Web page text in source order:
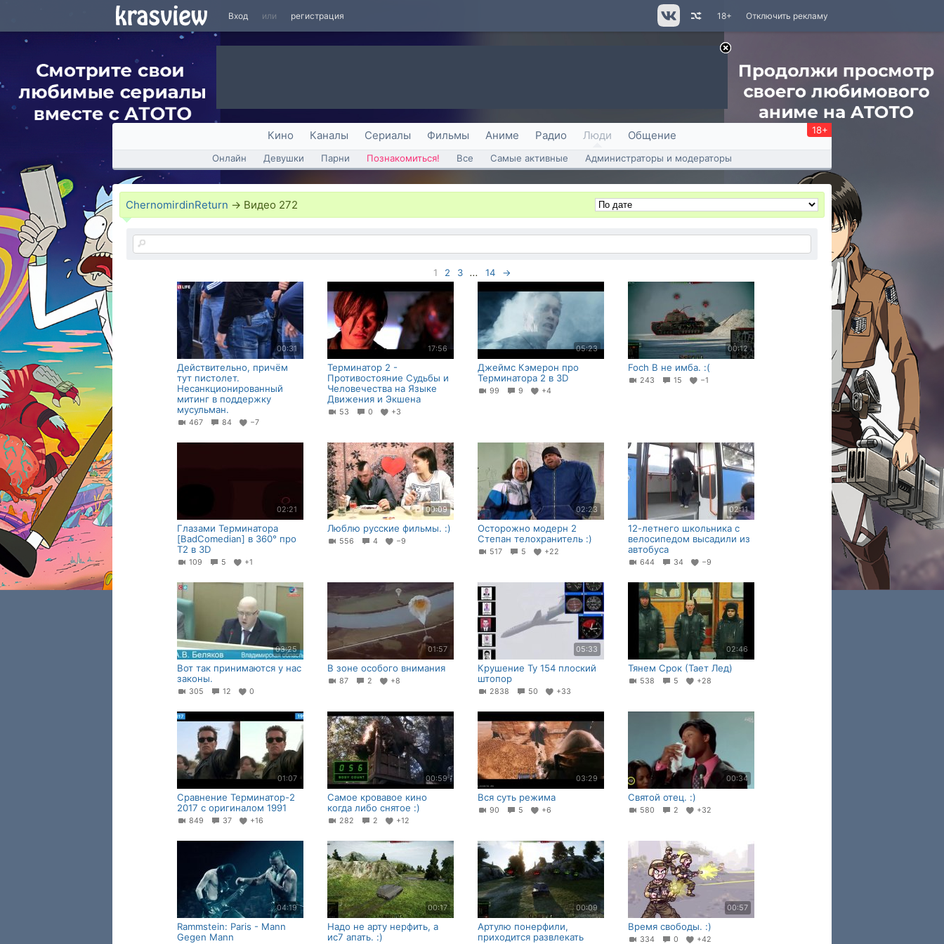
Вход или регистрация Отключить рекламу
18+
Кино Каналы Сериалы Фильмы Аниме Радио Люди Общение 18+
Онлайн Девушки Парни Познакомиться! Все Самые активные Администраторы и модераторы
ChernomirdinReturn → Видео 272
1 2 3 ... 14 →
00:31
Действительно, причём
тут пистолет.
Несанкционированный
митинг в поддержку
мусульман.
467 84 −7
17:56
Терминатор 2 -
Противостояние Судьбы и
Человечества на Языке
Движения и Экшена
53 0 +3
05:23
Джеймс Кэмерон про
Терминатора 2 в 3D
99 9 +4
00:12
Foch B не имба. :(
243 15 −1
02:21
Глазами Терминатора
[BadComedian] в 360° про
Т2 в 3D
109 5 +1
00:09
Люблю русские фильмы. :)
556 4 −9
02:23
Осторожно модерн 2
Степан телохранитель :)
517 5 +22
02:11
12-летнего школьника с
велосипедом высадили из
автобуса
644 34 −9
03:25
Вот так принимаются у нас
законы.
305 12 0
01:57
В зоне особого внимания
87 2 +8
05:33
Крушение Ту 154 плоский
штопор
2838 50 +33
02:46
Тянем Срок (Тает Лед)
538 5 +28
01:07
Сравнение Терминатор-2
2017 с оригиналом 1991
849 37 +16
00:59
Самое кровавое кино
когда либо снятое :)
282 2 +12
03:29
Вся суть режима
90 5 +6
00:34
Святой отец. :)
580 2 +32
04:19
Rammstein: Paris - Mann
Gegen Mann
00:17
Надо не арту нерфить, а
ис7 апать. :)
00:09
Артулю понерфили,
приходится развлекать
00:57
Время свободы. :)
334 0 +42